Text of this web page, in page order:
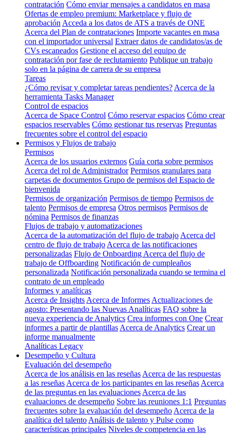
contratación Cómo enviar mensajes a candidatos en masa
Ofertas de empleo premium: Marketplace y flujo de
aprobación Acceda a los datos de ATS a través de ONE
Acerca del Plan de contrataciones Importe vacantes en masa
con el importador universal Extraer datos de candidatos/as de
CVs escaneados Gestione el acceso del equipo de
contratación por fase de reclutamiento Publique un trabajo
solo en la página de carrera de su empresa
Tareas
¿Cómo revisar y completar tareas pendientes? Acerca de la
herramienta Tasks Manager
Control de espacios
Acerca de Space Control Cómo reservar espacios Cómo crear
espacios reservables Cómo gestionar tus reservas Preguntas
frecuentes sobre el control del espacio
Permisos y Flujos de trabajo
Permisos
Acerca de los usuarios externos Guía corta sobre permisos
Acerca del rol de Administrador Permisos granulares para
carpetas de documentos Grupo de permisos del Espacio de
bienvenida
Permisos de organización Permisos de tiempo Permisos de
talento Permisos de empresa Otros permisos Permisos de
nómina Permisos de finanzas
Flujos de trabajo y automatizaciones
Acerca de la automatización del flujo de trabajo Acerca del
centro de flujo de trabajo Acerca de las notificaciones
personalizadas Flujo de Onboarding Acerca del flujo de
trabajo de Offboarding Notificación de cumpleaños
personalizada Notificación personalizada cuando se termina el
contrato de un empleado
Informes y analíticas
Acerca de Insights Acerca de Informes Actualizaciones de
agosto: Presentando las Nuevas Analíticas FAQ sobre la
nueva experiencia de Analytics Crea informes con One Crear
informes a partir de plantillas Acerca de Analytics Crear un
informe manualmente
Analíticas Legacy
Desempeño y Cultura
Evaluación del desempeño
Acerca de los análisis en las reseñas Acerca de las respuestas
a las reseñas Acerca de los participantes en las reseñas Acerca
de las preguntas en las evaluaciones Acerca de las
evaluaciones de desempeño Sobre las reuniones 1:1 Preguntas
frecuentes sobre la evaluación del desempeño Acerca de la
analítica del talento Análisis de talento y Pulse como
características principales Niveles de competencia en las